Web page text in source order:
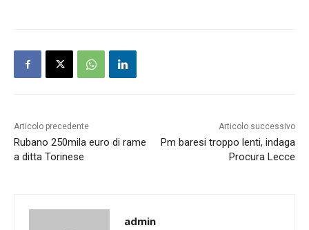
Articolo precedente
Rubano 250mila euro di rame
a ditta Torinese
Articolo successivo
Pm baresi troppo lenti, indaga
Procura Lecce
admin